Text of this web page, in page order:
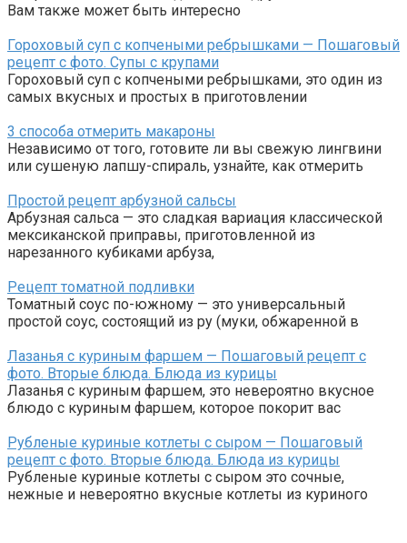
Вам также может быть интересно
Гороховый суп с копчеными ребрышками — Пошаговый
рецепт с фото. Супы с крупами
Гороховый суп с копчеными ребрышками, это один из
самых вкусных и простых в приготовлении
3 способа отмерить макароны
Независимо от того, готовите ли вы свежую лингвини
или сушеную лапшу-спираль, узнайте, как отмерить
Простой рецепт арбузной сальсы
Арбузная сальса — это сладкая вариация классической
мексиканской приправы, приготовленной из
нарезанного кубиками арбуза,
Рецепт томатной подливки
Томатный соус по-южному — это универсальный
простой соус, состоящий из ру (муки, обжаренной в
Лазанья с куриным фаршем — Пошаговый рецепт с
фото. Вторые блюда. Блюда из курицы
Лазанья с куриным фаршем, это невероятно вкусное
блюдо с куриным фаршем, которое покорит вас
Рубленые куриные котлеты с сыром — Пошаговый
рецепт с фото. Вторые блюда. Блюда из курицы
Рубленые куриные котлеты с сыром это сочные,
нежные и невероятно вкусные котлеты из куриного